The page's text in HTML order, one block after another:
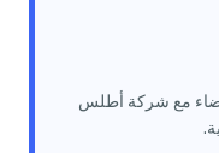
مع شركة أطلس